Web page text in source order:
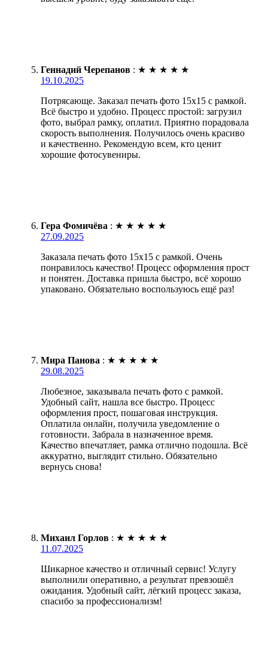
Геннадий Черепанов : ★ ★ ★ ★ ★
19.10.2025
Потрясающе. Заказал печать фото 15х15 с рамкой.
Всё быстро и удобно. Процесс простой: загрузил
фото, выбрал рамку, оплатил. Приятно порадовала
скорость выполнения. Получилось очень красиво
и качественно. Рекомендую всем, кто ценит
хорошие фотосувениры.
Гера Фомичёва : ★ ★ ★ ★ ★
27.09.2025
Заказала печать фото 15х15 с рамкой. Очень
понравилось качество! Процесс оформления прост
и понятен. Доставка пришла быстро, всё хорошо
упаковано. Обязательно воспользуюсь ещё раз!
Мира Панова : ★ ★ ★ ★ ★
29.08.2025
Любезное, заказывала печать фото с рамкой.
Удобный сайт, нашла все быстро. Процесс
оформления прост, пошаговая инструкция.
Оплатила онлайн, получила уведомление о
готовности. Забрала в назначенное время.
Качество впечатляет, рамка отлично подошла. Всё
аккуратно, выглядит стильно. Обязательно
вернусь снова!
Михаил Горлов : ★ ★ ★ ★ ★
11.07.2025
Шикарное качество и отличный сервис! Услугу
выполнили оперативно, а результат превзошёл
ожидания. Удобный сайт, лёгкий процесс заказа,
спасибо за профессионализм!